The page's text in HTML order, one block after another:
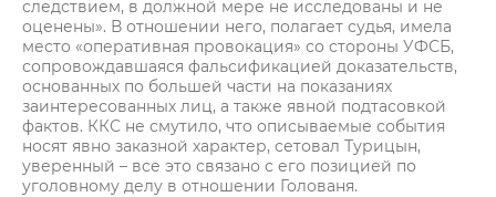
следствием, в должной мере не исследованы и не
оценены». В отношении него, полагает судья, имела
место «оперативная провокация» со стороны УФСБ,
сопровождавшаяся фальсификацией доказательств,
основанных по большей части на показаниях
заинтересованных лиц, а также явной подтасовкой
фактов. ККС не смутило, что описываемые события
носят явно заказной характер, сетовал Турицын,
уверенный – все это связано с его позицией по
уголовному делу в отношении Голованя.